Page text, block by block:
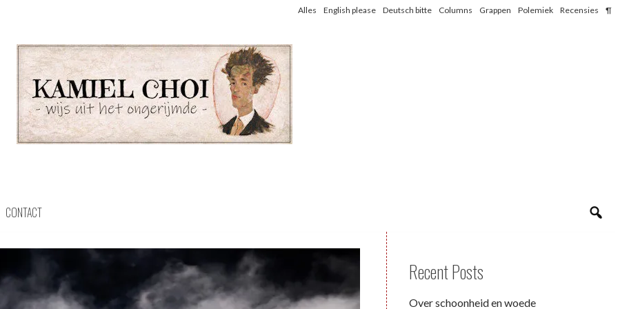
Alles English please Deutsch bitte Columns Grappen Polemiek Recensies ¶
CONTACT
Recent Posts
Over schoonheid en woede